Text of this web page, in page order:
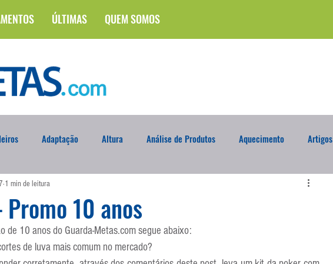
ÚLTIMAS QUEM SOMOS
Adaptação Altura Análise de Produtos Aquecimento Artigos
Brasileirão Compra Exterior
Defesa da Semana Deslocamento
10 anos
1 min de leitura
de 10 anos do Guarda-Metas.com segue abaixo:
de luva mais comum no mercado?